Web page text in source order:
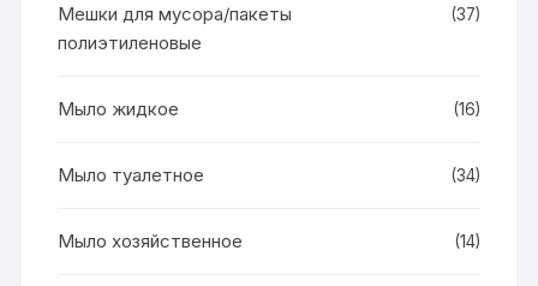
Мешки для мусора/пакеты
полиэтиленовые
(37)
Мыло жидкое (16)
Мыло туалетное (34)
Мыло хозяйственное (14)